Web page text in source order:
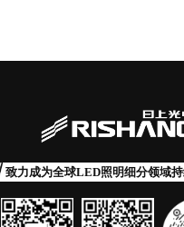
致力成为全球LED照明细分领域